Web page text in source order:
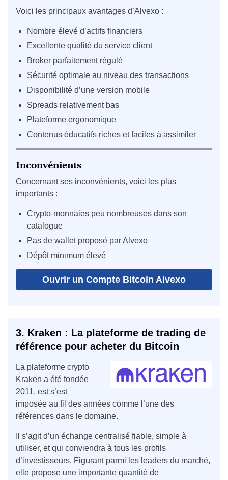
Voici les principaux avantages d’Alvexo :
Nombre élevé d’actifs financiers
Excellente qualité du service client
Broker parfaitement régulé
Sécurité optimale au niveau des transactions
Disponibilité d’une version mobile
Spreads relativement bas
Plateforme ergonomique
Contenus éducatifs riches et faciles à assimiler
Inconvénients
Concernant ses inconvénients, voici les plus
importants :
Crypto-monnaies peu nombreuses dans son
catalogue
Pas de wallet proposé par Alvexo
Dépôt minimum élevé
Ouvrir un Compte Bitcoin Alvexo
3. Kraken : La plateforme de trading de
référence pour acheter du Bitcoin
La plateforme crypto
Kraken a été fondée
2011, est s’est
imposée au fil des années comme l’une des
références dans le domaine.
Il s’agit d’un échange centralisé fiable, simple à
utiliser, et qui conviendra à tous les profils
d’investisseurs. Figurant parmi les leaders du marché,
elle propose une importante quantité de